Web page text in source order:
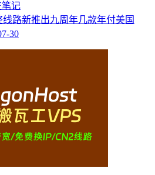
线路新推出九周年几款年付美国
30